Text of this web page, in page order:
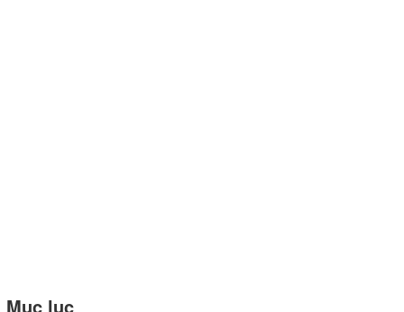
Mục lục